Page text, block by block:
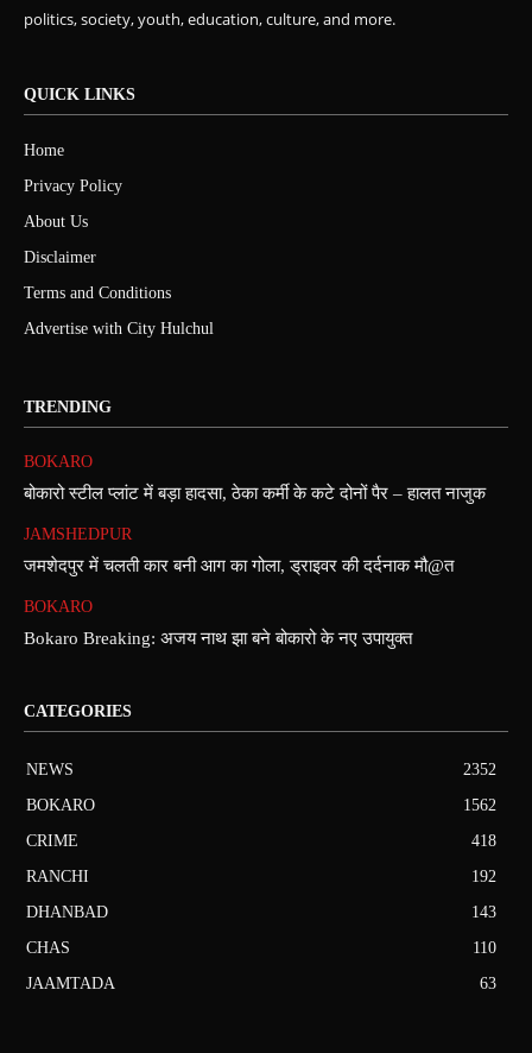
politics, society, youth, education, culture, and more.
QUICK LINKS
Home
Privacy Policy
About Us
Disclaimer
Terms and Conditions
Advertise with City Hulchul
TRENDING
BOKARO
बोकारो स्टील प्लांट में बड़ा हादसा, ठेका कर्मी के कटे दोनों पैर – हालत नाजुक
JAMSHEDPUR
जमशेदपुर में चलती कार बनी आग का गोला, ड्राइवर की दर्दनाक मौ@त
BOKARO
Bokaro Breaking: अजय नाथ झा बने बोकारो के नए उपायुक्त
CATEGORIES
NEWS
2352
BOKARO
1562
CRIME
418
RANCHI
192
DHANBAD
143
CHAS
110
JAAMTADA
63